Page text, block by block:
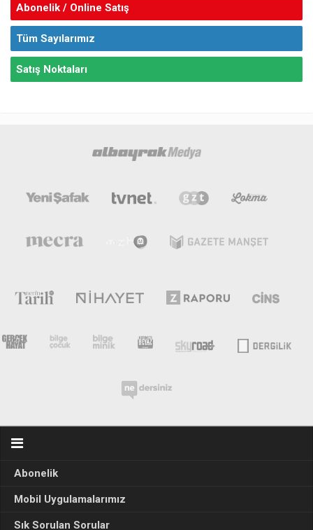
Abonelik / Online Satış
Tüm Sayılarımız
Satış Noktaları
Abonelik
Mobil Uygulamalarımız
Sık Sorulan Sorular